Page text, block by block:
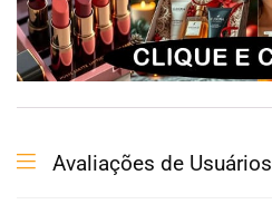
Avaliações de Usuários